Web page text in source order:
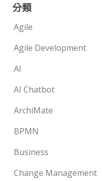
分類
Agile
Agile Development
AI
AI Chatbot
ArchiMate
BPMN
Business
Change Management